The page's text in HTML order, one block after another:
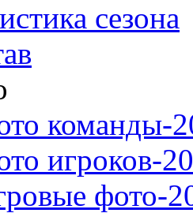
сезона
команды-
игроков-
фото-